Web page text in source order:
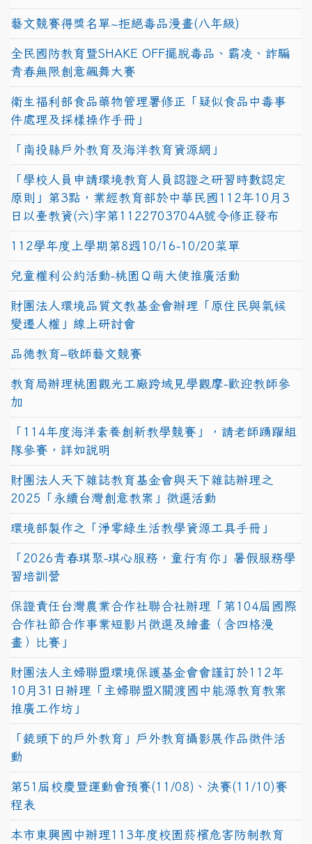
藝文競賽得獎名單~拒絕毒品漫畫(八年級)
全民國防教育暨SHAKE OFF擺脫毒品、霸凌、詐騙
青春無限創意飆舞大賽
衛生福利部食品藥物管理署修正「疑似食品中毒事
件處理及採樣操作手冊」
「南投縣戶外教育及海洋教育資源網」
「學校人員申請環境教育人員認證之研習時數認定
原則」第3點，業經教育部於中華民國112年10月3
日以臺教資(六)字第1122703704A號令修正發布
112學年度上學期第8週10/16-10/20菜單
兒童權利公約活動-桃園Ｑ萌大使推廣活動
財團法人環境品質文教基金會辦理「原住民與氣候
變遷人權」線上研討會
品德教育–敬師藝文競賽
教育局辦理桃園觀光工廠跨域見學觀摩-歡迎教師參
加
「114年度海洋素養創新教學競賽」，請老師踴躍組
隊參賽，詳如說明
財團法人天下雜誌教育基金會與天下雜誌辦理之
2025「永續台灣創意教案」徵選活動
環境部製作之「淨零綠生活教學資源工具手冊」
「2026青春琪聚-琪心服務，童行有你」暑假服務學
習培訓營
保證責任台灣農業合作社聯合社辦理「第104屆國際
合作社節合作事業短影片徵選及繪畫（含四格漫
畫）比賽」
財團法人主婦聯盟環境保護基金會會謹訂於112年
10月31日辦理「主婦聯盟X關渡國中能源教育教案
推廣工作坊」
「鏡頭下的戶外教育」戶外教育攝影展作品徵件活
動
第51屆校慶暨運動會預賽(11/08)、決賽(11/10)賽
程表
本市東興國中辦理113年度校園菸檳危害防制教育